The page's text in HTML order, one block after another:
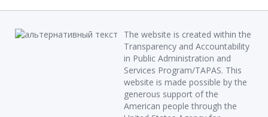
The website is created within the
Transparency and Accountability
in Public Administration and
Services Program/TAPAS. This
website is made possible by the
generous support of the
American people through the